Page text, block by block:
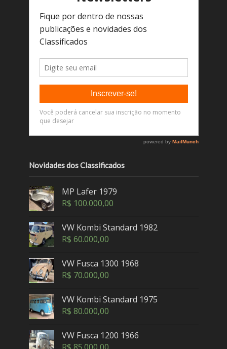
Novidades dos Classificados
MP Lafer 1979
R$ 100.000,00
VW Kombi Standard 1982
R$ 60.000,00
VW Fusca 1300 1968
R$ 70.000,00
VW Kombi Standard 1975
R$ 80.000,00
VW Fusca 1200 1966